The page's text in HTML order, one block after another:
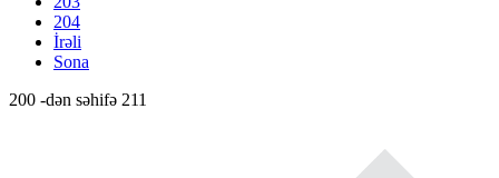
204
İrəli
Sona
200 -dən səhifə 211